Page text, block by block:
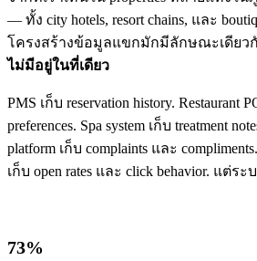
— ทั้ง city hotels, resort chains, และ
โครงสร้างข้อมูลแขกมักมีลักษณะเดียว
ไม่มีอยู่ในที่เดียว
PMS เก็บ reservation history. Restaurant
preferences. Spa system เก็บ treatment
platform เก็บ complaints และ
เก็บ open rates และ click behavior. แต่
73%